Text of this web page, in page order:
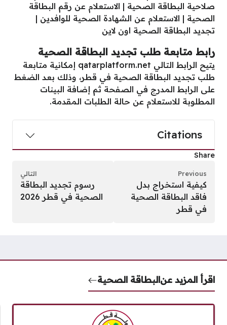
صلاحية البطاقة الصحية | الاستعلام عن رقم البطاقة
الصحية | الاستعلام عن الشهادة الصحية للوافدين |
تجديد البطاقة الصحية اون لاين
رابط متابعة طلب تجديد البطاقة الصحية
يتيح الرابط التالي qatarplatform.net إمكانية متابعة
طلب تجديد البطاقة الصحية في قطر، وذلك بعد الضغط
على الرابط المدرج في الصفحة ثم إضافة البينات
المطلوبة للاستعلام عن حالة الطلبات المقدمة.
Citations
Share
Previous
كيفية استخراج بدل
فاقد البطاقة الصحية
في قطر
التالي
رسوم تجديد البطاقة
الصحية في قطر 2026
اقرأ المزيد عنالبطاقة الصحية